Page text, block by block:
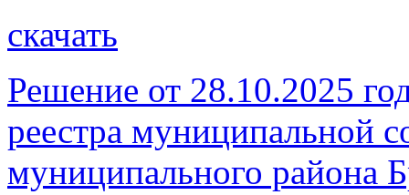
скачать
Решение от 28.10.2025
реестра муниципальной
муниципального района